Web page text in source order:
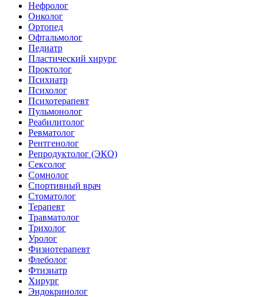
Нефролог
Онколог
Ортопед
Офтальмолог
Педиатр
Пластический хирург
Проктолог
Психиатр
Психолог
Психотерапевт
Пульмонолог
Реабилитолог
Ревматолог
Рентгенолог
Репродуктолог (ЭКО)
Сексолог
Сомнолог
Спортивный врач
Стоматолог
Терапевт
Травматолог
Трихолог
Уролог
Физиотерапевт
Флеболог
Фтизиатр
Хирург
Эндокринолог